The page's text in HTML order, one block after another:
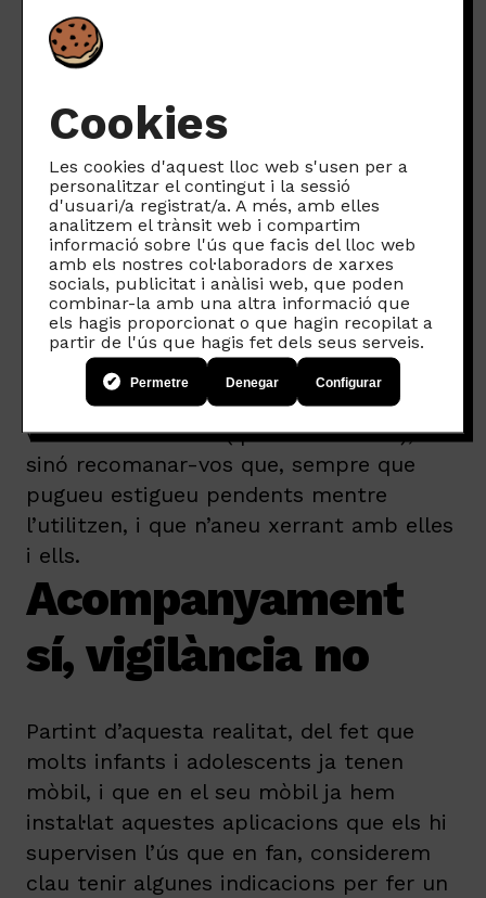
Cookies
Les cookies d'aquest lloc web s'usen per a
personalitzar el contingut i la sessió
d'usuari/a registrat/a. A més, amb elles
analitzem el trànsit web i compartim
informació sobre l'ús que facis del lloc web
amb els nostres col·laboradors de xarxes
socials, publicitat i anàlisi web, que poden
combinar-la amb una altra informació que
els hagis proporcionat o que hagin recopilat a
partir de l'ús que hagis fet dels seus serveis.
Permetre Denegar Configurar
maduresa i la capacitat crítica de
cadascú”.
Ara bé. Nosaltres som de l’opinió que
no tens més remei que deixar que
facin servir el mòbil i no pots fer-ho
sota supervisió o sense
acompanyament, millor fer servir una
aplicació que posi aquests límits
enlloc teu. És millor això que no pas
res!
També cal aclarir que la intenció no és
demonitzar a totes aquelles famílies que
heu optat per instal·lar-les al mòbil dels
vostres fills i filles (que sou moltes!),
sinó recomanar-vos que, sempre que
pugueu estigueu pendents mentre
l’utilitzen, i que n’aneu xerrant amb elles
i ells.
Acompanyament
sí, vigilància no
Partint d’aquesta realitat, del fet que
molts infants i adolescents ja tenen
mòbil, i que en el seu mòbil ja hem
instal·lat aquestes aplicacions que els hi
supervisen l’ús que en fan, considerem
clau tenir algunes indicacions per fer un